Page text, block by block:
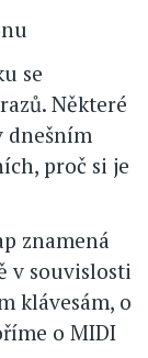
se
Některé
dnešním
proč si je
znamená
v souvislosti
klávesám, o
o MIDI